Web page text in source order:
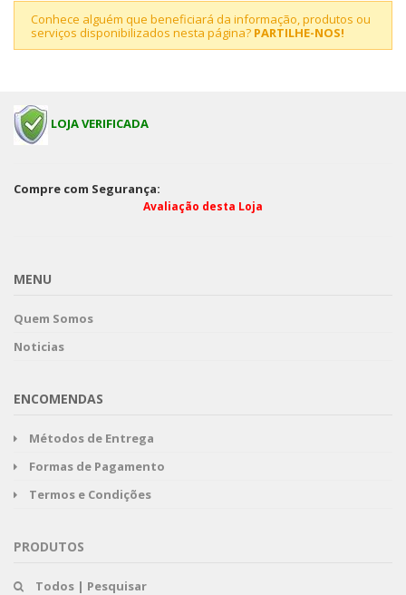
Conhece alguém que beneficiará da informação, produtos ou
serviços disponibilizados nesta página? PARTILHE-NOS!
LOJA VERIFICADA
Compre com Segurança:
Avaliação desta Loja
MENU
Quem Somos
Noticias
ENCOMENDAS
Métodos de Entrega
Formas de Pagamento
Termos e Condições
PRODUTOS
Todos | Pesquisar